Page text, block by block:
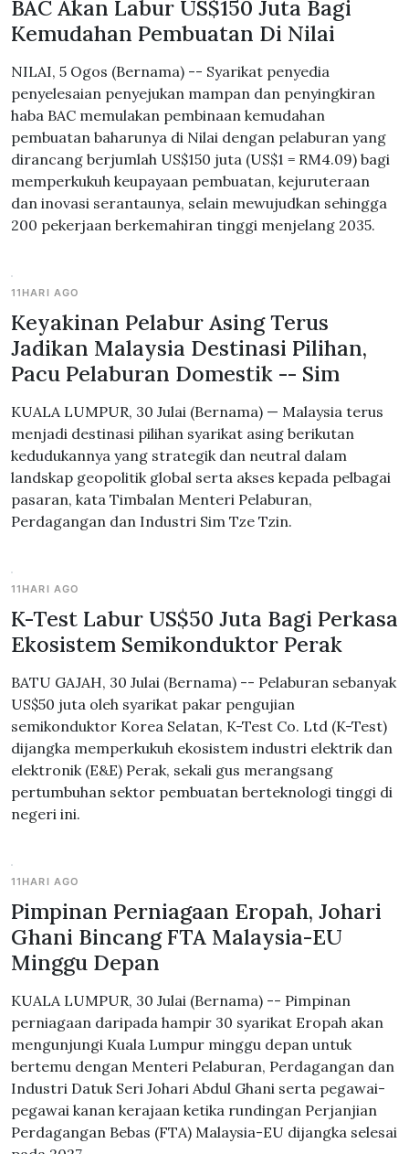
BAC Akan Labur US$150 Juta Bagi
Kemudahan Pembuatan Di Nilai
NILAI, 5 Ogos (Bernama) -- Syarikat penyedia
penyelesaian penyejukan mampan dan penyingkiran
haba BAC memulakan pembinaan kemudahan
pembuatan baharunya di Nilai dengan pelaburan yang
dirancang berjumlah US$150 juta (US$1 = RM4.09) bagi
memperkukuh keupayaan pembuatan, kejuruteraan
dan inovasi serantaunya, selain mewujudkan sehingga
200 pekerjaan berkemahiran tinggi menjelang 2035.
11HARI AGO
Keyakinan Pelabur Asing Terus
Jadikan Malaysia Destinasi Pilihan,
Pacu Pelaburan Domestik -- Sim
KUALA LUMPUR, 30 Julai (Bernama) — Malaysia terus
menjadi destinasi pilihan syarikat asing berikutan
kedudukannya yang strategik dan neutral dalam
landskap geopolitik global serta akses kepada pelbagai
pasaran, kata Timbalan Menteri Pelaburan,
Perdagangan dan Industri Sim Tze Tzin.
11HARI AGO
K-Test Labur US$50 Juta Bagi Perkasa
Ekosistem Semikonduktor Perak
BATU GAJAH, 30 Julai (Bernama) -- Pelaburan sebanyak
US$50 juta oleh syarikat pakar pengujian
semikonduktor Korea Selatan, K-Test Co. Ltd (K-Test)
dijangka memperkukuh ekosistem industri elektrik dan
elektronik (E&E) Perak, sekali gus merangsang
pertumbuhan sektor pembuatan berteknologi tinggi di
negeri ini.
11HARI AGO
Pimpinan Perniagaan Eropah, Johari
Ghani Bincang FTA Malaysia-EU
Minggu Depan
KUALA LUMPUR, 30 Julai (Bernama) -- Pimpinan
perniagaan daripada hampir 30 syarikat Eropah akan
mengunjungi Kuala Lumpur minggu depan untuk
bertemu dengan Menteri Pelaburan, Perdagangan dan
Industri Datuk Seri Johari Abdul Ghani serta pegawai-
pegawai kanan kerajaan ketika rundingan Perjanjian
Perdagangan Bebas (FTA) Malaysia-EU dijangka selesai